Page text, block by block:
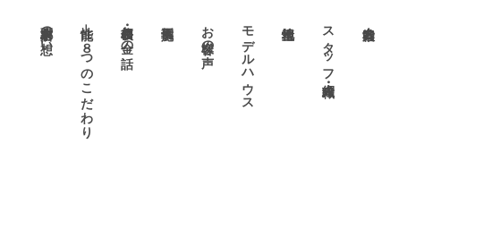
小栗材木店の想い 性能 －８つのこだわり 価格表・お金の話 お客様の声 モデルハウス スタッフ・職人紹介